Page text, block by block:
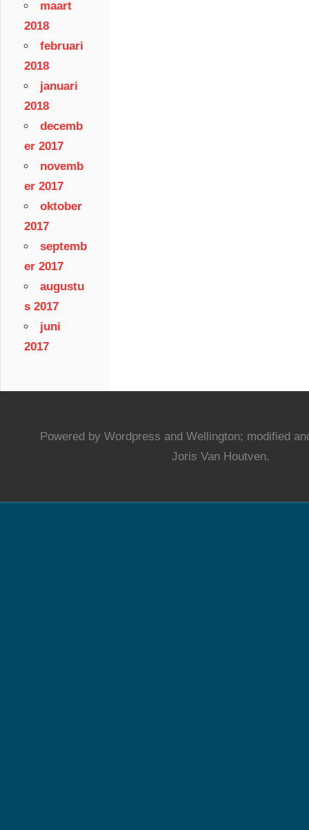
maart
2018
februari
2018
januari
2018
decemb
er 2017
novemb
er 2017
oktober
2017
septemb
er 2017
augustu
s 2017
juni
2017
Powered by Wordpress and Wellington; modified
Joris Van Houtven.